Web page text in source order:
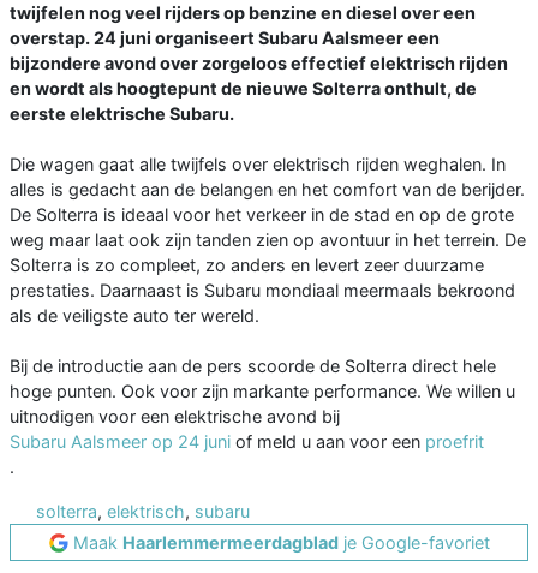
twijfelen nog veel rijders op benzine en diesel over een
overstap. 24 juni organiseert Subaru Aalsmeer een
bijzondere avond over zorgeloos effectief elektrisch rijden
en wordt als hoogtepunt de nieuwe Solterra onthult, de
eerste elektrische Subaru.
Die wagen gaat alle twijfels over elektrisch rijden weghalen. In
alles is gedacht aan de belangen en het comfort van de berijder.
De Solterra is ideaal voor het verkeer in de stad en op de grote
weg maar laat ook zijn tanden zien op avontuur in het terrein. De
Solterra is zo compleet, zo anders en levert zeer duurzame
prestaties. Daarnaast is Subaru mondiaal meermaals bekroond
als de veiligste auto ter wereld.
Bij de introductie aan de pers scoorde de Solterra direct hele
hoge punten. Ook voor zijn markante performance. We willen u
uitnodigen voor een elektrische avond bij
Subaru Aalsmeer op 24 juni of meld u aan voor een proefrit
.
solterra, elektrisch, subaru
Maak Haarlemmermeerdagbladje Google-favoriet